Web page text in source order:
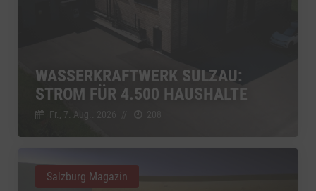
WASSERKRAFTWERK SULZAU:
STROM FÜR 4.500 HAUSHALTE
Fr., 7. Aug.. 2026
Salzburg Magazin